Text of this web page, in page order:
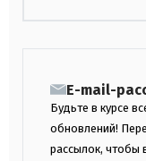
E-mail-
Будьте в курсе
обновлений!
рассылок, чтобы